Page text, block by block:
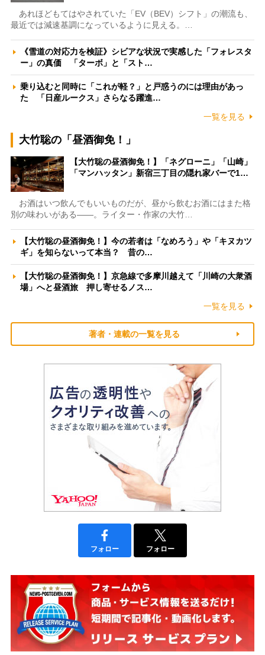
あれほどもてはやされていた「EV（BEV）シフト」の潮流も、
最近では減速基調になっているように見える。…
《雪道の対応力を検証》シビアな状況で実感した「フォレスタ
ー」の真価 「ターボ」と「スト…
乗り込むと同時に「これが軽？」と戸惑うのには理由があっ
た 「日産ルークス」さらなる躍進…
一覧を見る
大竹聡の「昼酒御免！」
【大竹聡の昼酒御免！】「ネグローニ」「山崎」
「マンハッタン」新宿三丁目の隠れ家バーで1…
お酒はいつ飲んでもいいものだが、昼から飲むお酒にはまた格
別の味わいがある――。ライター・作家の大竹…
【大竹聡の昼酒御免！】今の若者は「なめろう」や「キヌカツ
ギ」を知らないって本当？ 昔の…
【大竹聡の昼酒御免！】京急線で多摩川越えて「川崎の大衆酒
場」へと昼酒旅 押し寄せるノス…
一覧を見る
著者・連載の一覧を見る
フォロー フォロー